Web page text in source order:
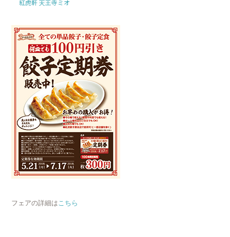
紅虎軒 天王寺ミオ
フェアの詳細はこちら